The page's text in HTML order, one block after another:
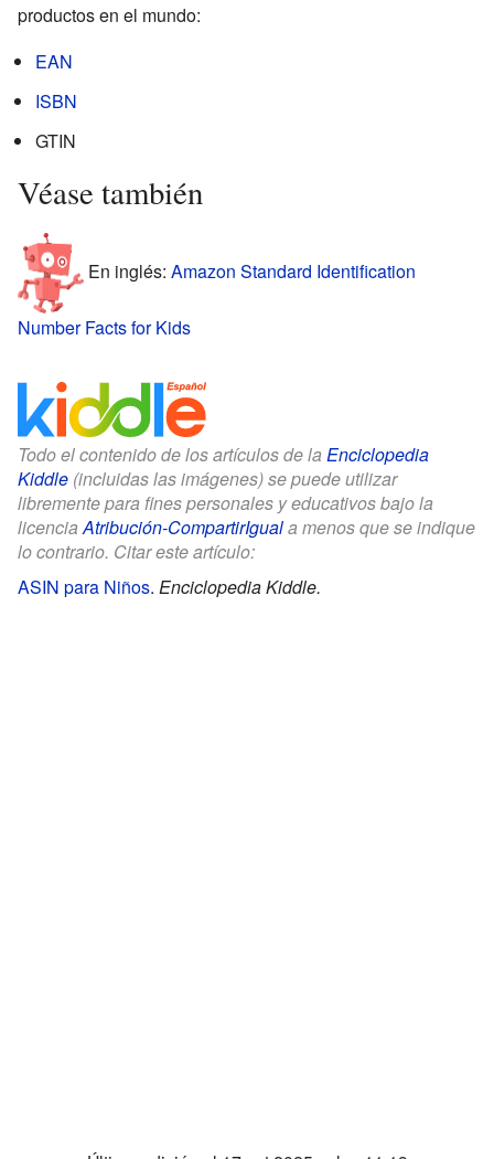
productos en el mundo:
EAN
ISBN
GTIN
Véase también
En inglés: Amazon Standard Identification
Number Facts for Kids
Todo el contenido de los artículos de la Enciclopedia
Kiddle (incluidas las imágenes) se puede utilizar
libremente para fines personales y educativos bajo la
licenciaAtribución-CompartirIguala menos que se indique
lo contrario. Citar este artículo:
ASIN para Niños. Enciclopedia Kiddle.